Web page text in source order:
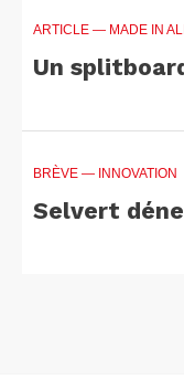
ARTICLE — MADE IN
Un
BRÈVE — INNOVATION
Selvert